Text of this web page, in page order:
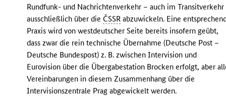
Rundfunk- und Nachrichtenverkehr – auch im
ausschließlich über die ČSSR abzuwickeln. Eine
Praxis wird von westdeutscher Seite bereits insofern geübt,
dass zwar die rein technische Übernahme (Deutsche Post –
Deutsche Bundespost) z. B. zwischen Intervision und
Eurovision über die Übergabestation Brocken erfolgt, aber
Vereinbarungen in diesem Zusammenhang über die
Intervisionszentrale Prag abgewickelt werden.